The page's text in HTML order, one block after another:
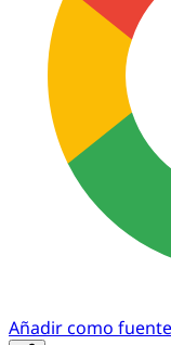
Añadir como